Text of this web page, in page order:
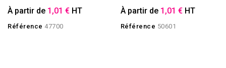
À partir de 1,01 € HT
Référence 47700
À partir de 1,01 € HT
Référence 50601